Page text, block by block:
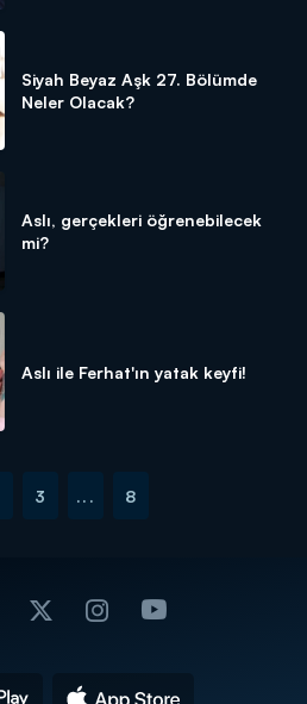
Siyah Beyaz Aşk 27. Bölümde
Neler Olacak?
Aslı, gerçekleri öğrenebilecek
mi?
Aslı ile Ferhat'ın yatak keyfi!
3 ... 8